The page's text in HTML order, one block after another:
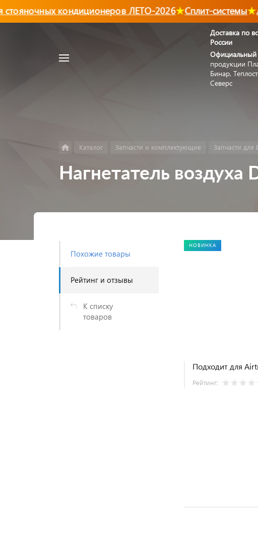
кондиционеров ЛЕТО-2026 Сплит-системы
Доставка по
России
Официальный
продукции
Бинар,
Северс
Каталог Запчасти и комплектующие Запчасти для
Нагнетатель воздуха
Похожие товары
Рейтинг и отзывы
К списку
товаров
НОВИНКА
Подходит для
Рейтинг: